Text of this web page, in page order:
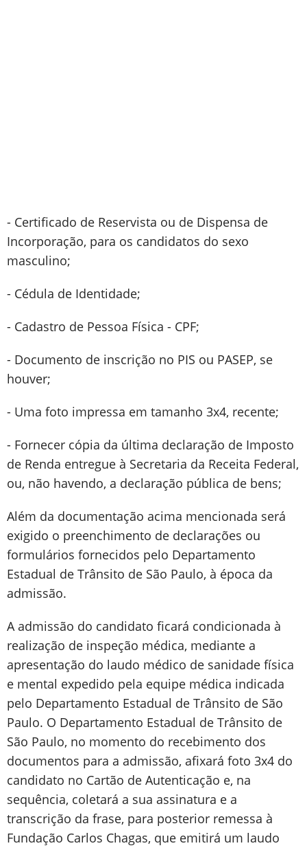
- Certificado de Reservista ou de Dispensa de
Incorporação, para os candidatos do sexo
masculino;
- Cédula de Identidade;
- Cadastro de Pessoa Física - CPF;
- Documento de inscrição no PIS ou PASEP, se
houver;
- Uma foto impressa em tamanho 3x4, recente;
- Fornecer cópia da última declaração de Imposto
de Renda entregue à Secretaria da Receita Federal,
ou, não havendo, a declaração pública de bens;
Além da documentação acima mencionada será
exigido o preenchimento de declarações ou
formulários fornecidos pelo Departamento
Estadual de Trânsito de São Paulo, à época da
admissão.
A admissão do candidato ficará condicionada à
realização de inspeção médica, mediante a
apresentação do laudo médico de sanidade física
e mental expedido pela equipe médica indicada
pelo Departamento Estadual de Trânsito de São
Paulo. O Departamento Estadual de Trânsito de
São Paulo, no momento do recebimento dos
documentos para a admissão, afixará foto 3x4 do
candidato no Cartão de Autenticação e, na
sequência, coletará a sua assinatura e a
transcrição da frase, para posterior remessa à
Fundação Carlos Chagas, que emitirá um laudo